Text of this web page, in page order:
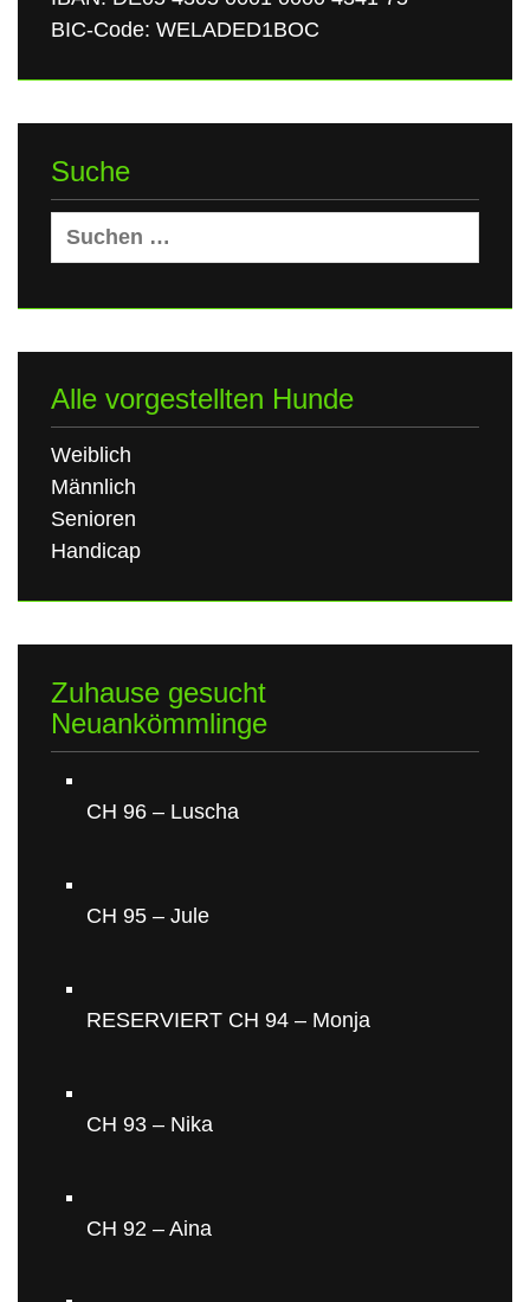
BIC-Code: WELADED1BOC
Suche
Suchen
nach:
Alle vorgestellten Hunde
Weiblich
Männlich
Senioren
Handicap
Zuhause gesucht
Neuankömmlinge
CH 96 – Luscha
CH 95 – Jule
RESERVIERT CH 94 – Monja
CH 93 – Nika
CH 92 – Aina